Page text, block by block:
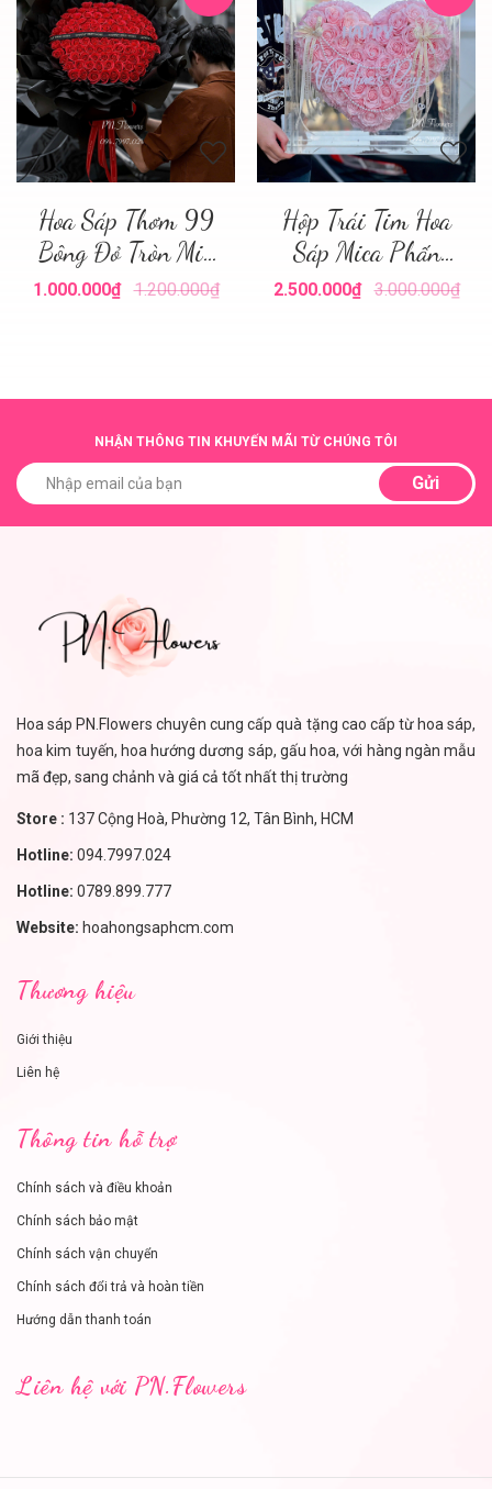
Hoa Sáp Thơm 99
Bông Đỏ Tròn Mix
Giấy
1.000.000₫ 1.200.000₫
Hộp Trái Tim Hoa
Sáp Mica Phấn
Nhạt
2.500.000₫ 3.000.000₫
NHẬN THÔNG TIN KHUYẾN MÃI TỪ CHÚNG TÔI
Gửi
Hoa sáp PN.Flowers chuyên cung cấp quà tặng cao cấp từ hoa sáp,
hoa kim tuyến, hoa hướng dương sáp, gấu hoa, với hàng ngàn mẫu
mã đẹp, sang chảnh và giá cả tốt nhất thị trường
Store : 137 Cộng Hoà, Phường 12, Tân Bình, HCM
Hotline: 094.7997.024
Hotline: 0789.899.777
Website: hoahongsaphcm.com
Thương hiệu
Giới thiệu
Liên hệ
Thông tin hỗ trợ
Chính sách và điều khoản
Chính sách bảo mật
Chính sách vận chuyển
Chính sách đổi trả và hoàn tiền
Hướng dẫn thanh toán
Liên hệ với PN.Flowers